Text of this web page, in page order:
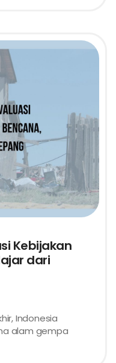
Kebijakan
dari
Indonesia
alam gempa